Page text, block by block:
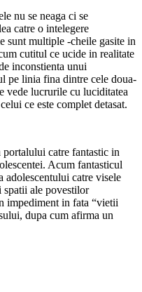
nu se neaga ci se
catre o intelegere
sunt multiple -cheile gasite in
cutitul ce ucide in realitate
inconstienta unui
pe linia fina dintre cele doua-
vede lucrurile cu luciditatea
ce este complet detasat.
catre fantastic in
Acum fantasticul
adolescentului catre visele
ale povestilor
impediment in fata “vietii
dupa cum afirma un